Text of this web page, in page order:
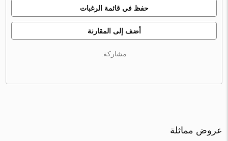
حفظ في قائمة الرغبات
أضف إلى المقارنة
مشاركة:
عروض مماثلة